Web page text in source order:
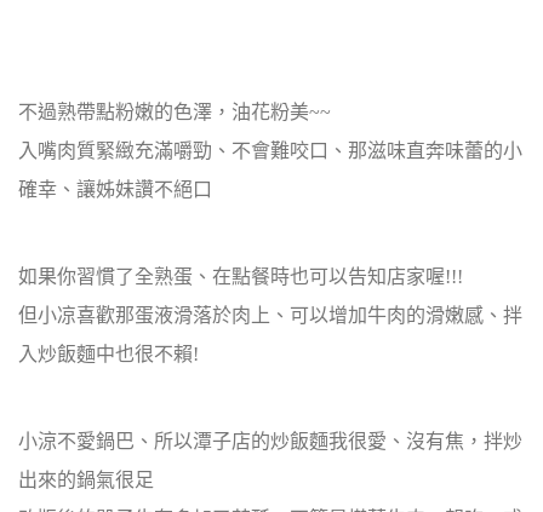
不過熟帶點粉嫩的色澤，油花粉美~~
入嘴肉質緊緻充滿嚼勁、不會難咬口、那滋味直奔味蕾的小
確幸、讓姊妹讚不絕口
如果你習慣了全熟蛋、在點餐時也可以告知店家喔!!!
但小凉喜歡那蛋液滑落於肉上、可以增加牛肉的滑嫩感、拌
入炒飯麵中也很不賴!
小涼不愛鍋巴、所以潭子店的炒飯麵我很愛、沒有焦，拌炒
出來的鍋氣很足